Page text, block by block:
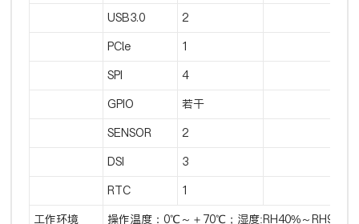
USB3.0 2
PCle 1
SPI 4
GPIO 若干
SENSOR 2
DSI 3
RTC 1
工作环境 操作温度：0℃～＋70℃；湿度:RH40%～RH90%